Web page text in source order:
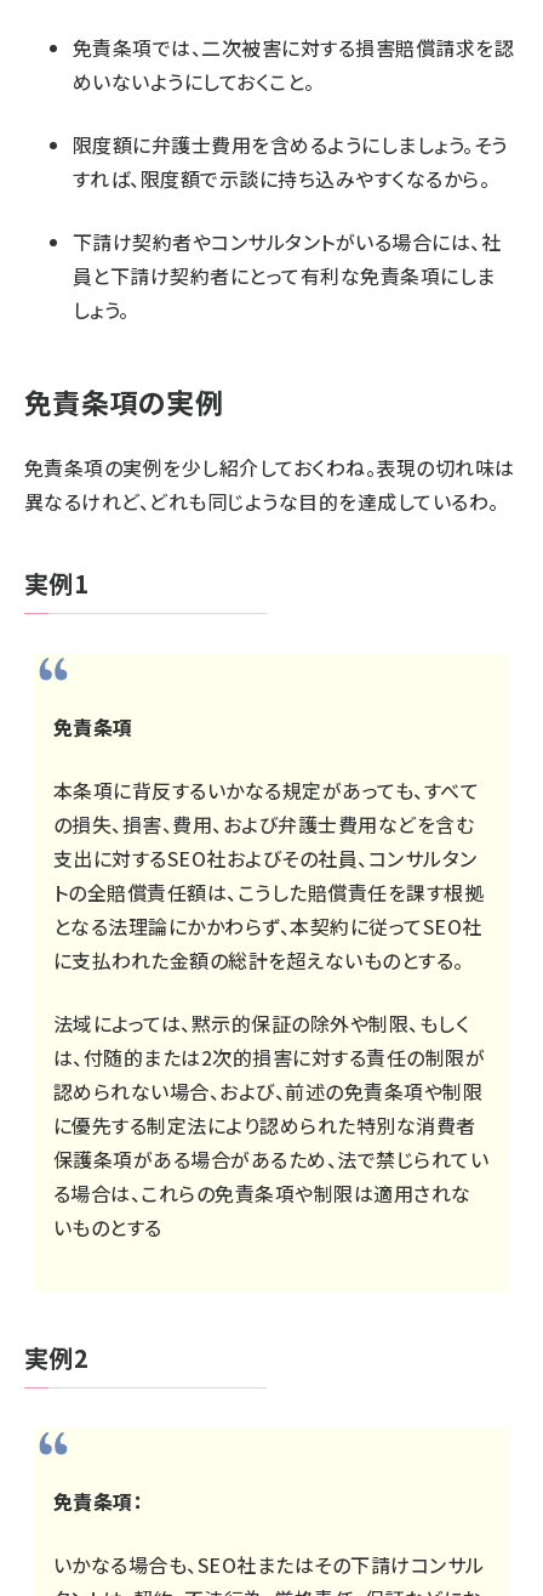
免責条項では、二次被害に対する損害賠償請求を認
めいないようにしておくこと。
限度額に弁護士費用を含めるようにしましょう。そう
すれば、限度額で示談に持ち込みやすくなるから。
下請け契約者やコンサルタントがいる場合には、社
員と下請け契約者にとって有利な免責条項にしま
しょう。
免責条項の実例
免責条項の実例を少し紹介しておくわね。表現の切れ味は
異なるけれど、どれも同じような目的を達成しているわ。
実例1
免責条項
本条項に背反するいかなる規定があっても、すべて
の損失、損害、費用、および弁護士費用などを含む
支出に対するSEO社およびその社員、コンサルタン
トの全賠償責任額は、こうした賠償責任を課す根拠
となる法理論にかかわらず、本契約に従ってSEO社
に支払われた金額の総計を超えないものとする。
法域によっては、黙示的保証の除外や制限、もしく
は、付随的または2次的損害に対する責任の制限が
認められない場合、および、前述の免責条項や制限
に優先する制定法により認められた特別な消費者
保護条項がある場合があるため、法で禁じられてい
る場合は、これらの免責条項や制限は適用されな
いものとする
実例2
免責条項：
いかなる場合も、SEO社またはその下請けコンサル